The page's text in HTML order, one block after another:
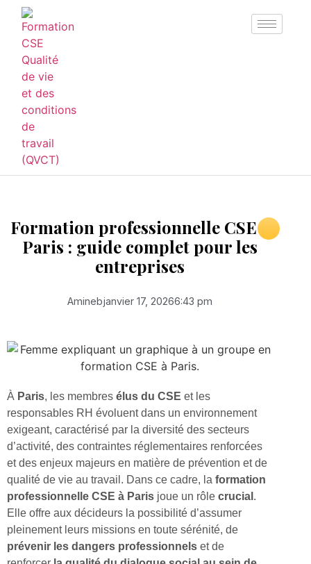
Formation professionnelle CSE à
Paris : guide complet pour les
entreprises
Aminebjanvier 17, 20266:43 pm
À Paris, les membres élus du CSE et les
responsables RH évoluent dans un environnement
exigeant, caractérisé par la diversité des secteurs
d’activité, des contraintes réglementaires renforcées
et des enjeux majeurs en matière de prévention et de
qualité de vie au travail. Dans ce cadre, la formation
professionnelle CSE à Paris joue un rôle crucial .
Elle offre aux décideurs la possibilité d’assumer
pleinement leurs missions en toute sérénité, de
prévenir les dangers professionnels et de